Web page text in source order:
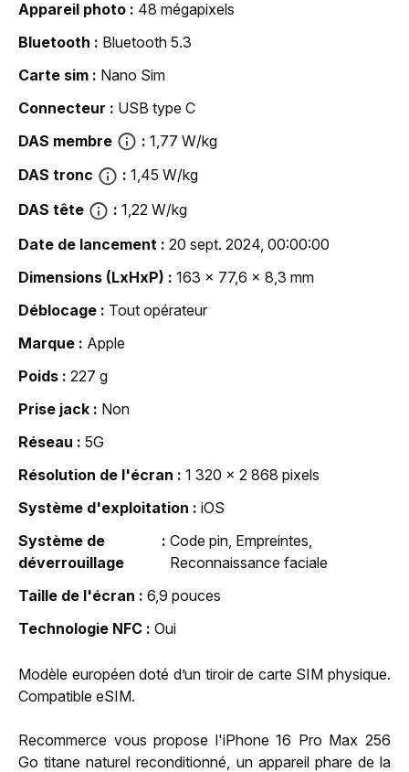
Appareil photo
48 mégapixels
Bluetooth
Bluetooth 5.3
Carte sim
Nano Sim
Connecteur
USB type C
DAS membre
1,77 W/kg
DAS tronc
1,45 W/kg
DAS tête
1,22 W/kg
Date de lancement
20 sept. 2024, 00:00:00
Dimensions (LxHxP)
163 x 77,6 x 8,3 mm
Déblocage
Tout opérateur
Marque
Apple
Poids
227 g
Prise jack
Non
Réseau
5G
Résolution de l'écran
1 320 x 2 868 pixels
Système d'exploitation
iOS
Système de
déverrouillage
Code pin, Empreintes,
Reconnaissance faciale
Taille de l'écran
6,9 pouces
Technologie NFC
Oui
Modèle européen doté d’un tiroir de carte SIM physique.
Compatible eSIM.
Recommerce vous propose l'iPhone 16 Pro Max 256
Go titane naturel reconditionné, un appareil phare de la